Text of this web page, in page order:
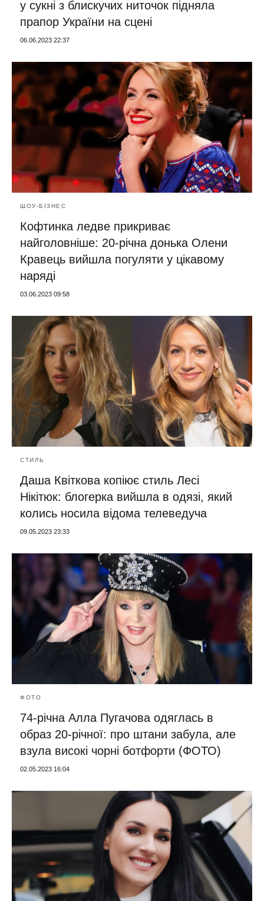
у сукні з блискучих ниточок підняла
прапор України на сцені
06.06.2023 22:37
ШОУ-БІЗНЕС
Кофтинка ледве прикриває
найголовніше: 20-річна донька Олени
Кравець вийшла погуляти у цікавому
наряді
03.06.2023 09:58
СТИЛЬ
Даша Квіткова копіює стиль Лесі
Нікітюк: блогерка вийшла в одязі, який
колись носила відома телеведуча
09.05.2023 23:33
ФОТО
74-річна Алла Пугачова одяглась в
образ 20-річної: про штани забула, але
взула високі чорні ботфорти (ФОТО)
02.05.2023 16:04